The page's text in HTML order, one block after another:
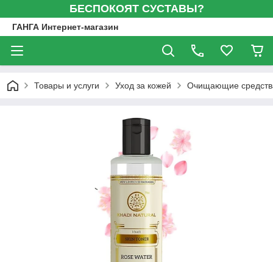
БЕСПОКОЯТ СУСТАВЫ?
ГАНГА Интернет-магазин
Товары и услуги Уход за кожей Очищающие